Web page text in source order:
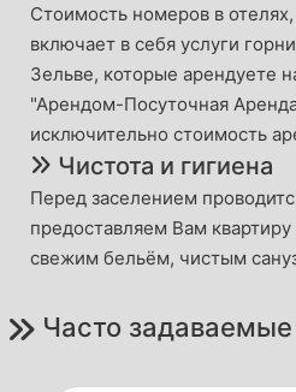
Стоимость номеров в
включает в себя услуги
Зельве, которые арендуете
"Арендом-Посуточная
исключительно стоимость
Чистота и гигиена
Перед заселением
предоставляем Вам
свежим бельём, чистым
Часто